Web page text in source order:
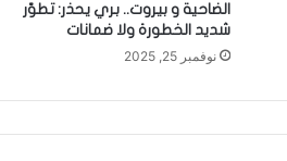
الضاحية و بيروت.. بري يحذر: تطوّر
شديد الخطورة ولا ضمانات
نوفمبر 25, 2025